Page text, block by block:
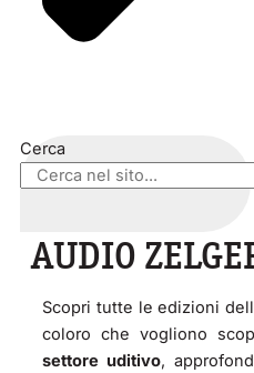
Cerca
AUDIO
Scopri tutte le edizioni
coloro che vogliono
settore uditivo,